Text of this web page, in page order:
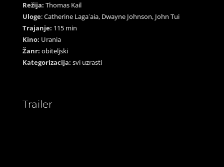
Režija: Thomas Kail
Uloge: Catherine Lagaʻaia, Dwayne Johnson, John Tui
Trajanje: 115 min
Kino: Urania
Žanr: obiteljski
Kategorizacija: svi uzrasti
Trailer